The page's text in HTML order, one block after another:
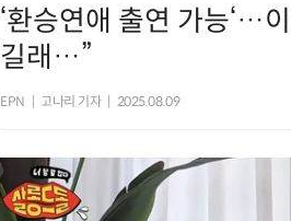
‘환승연애 출연 가능‘…
길래…”
EPN 고나리 기자 2025.08.09